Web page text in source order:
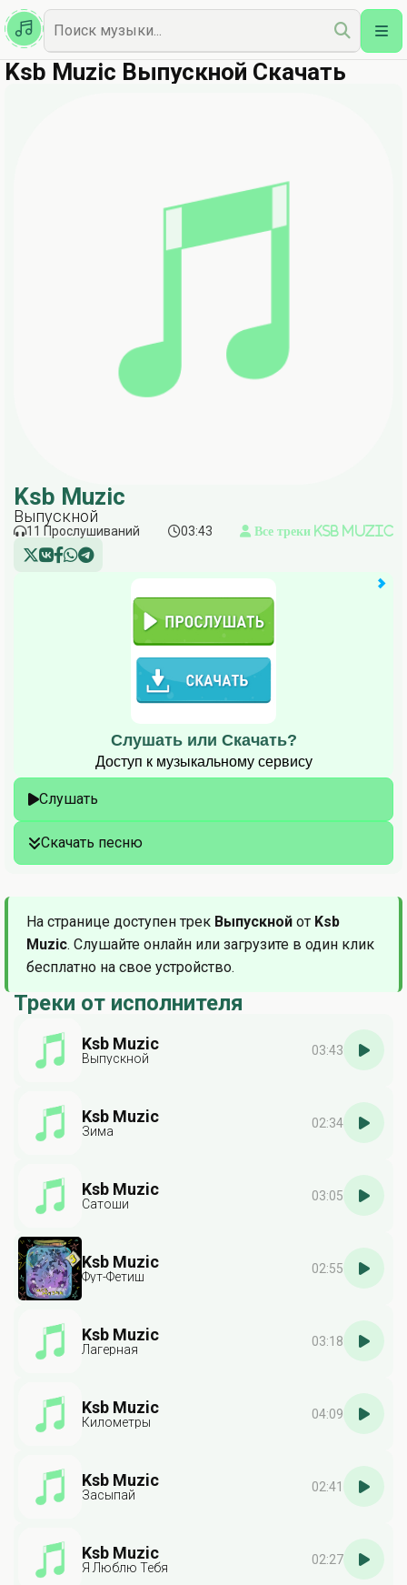
Казахская
Наш Топ
Ksb Muzic Выпускной Скачать
Ksb Muzic
Выпускной
11 Прослушиваний 03:43 Все треки Ksb Muzic
Слушать или Скачать?
Доступ к музыкальному сервису
Слушать
Скачать песню
На странице доступен трек Выпускной от Ksb
Muzic. Слушайте онлайн или загрузите в один клик
бесплатно на свое устройство.
Треки от исполнителя
Ksb Muzic
Выпускной
03:43
Ksb Muzic
Зима
02:34
Ksb Muzic
Сатоши
03:05
Ksb Muzic
Фут-Фетиш
02:55
Ksb Muzic
Лагерная
03:18
Ksb Muzic
Километры
04:09
Ksb Muzic
Засыпай
02:41
Ksb Muzic
Я Люблю Тебя
02:27